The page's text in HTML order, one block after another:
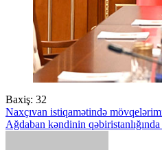
Baxiş: 32
Yazı
naviqasiyası
Naxçıvan istiqamətində
Ağdaban kəndinin